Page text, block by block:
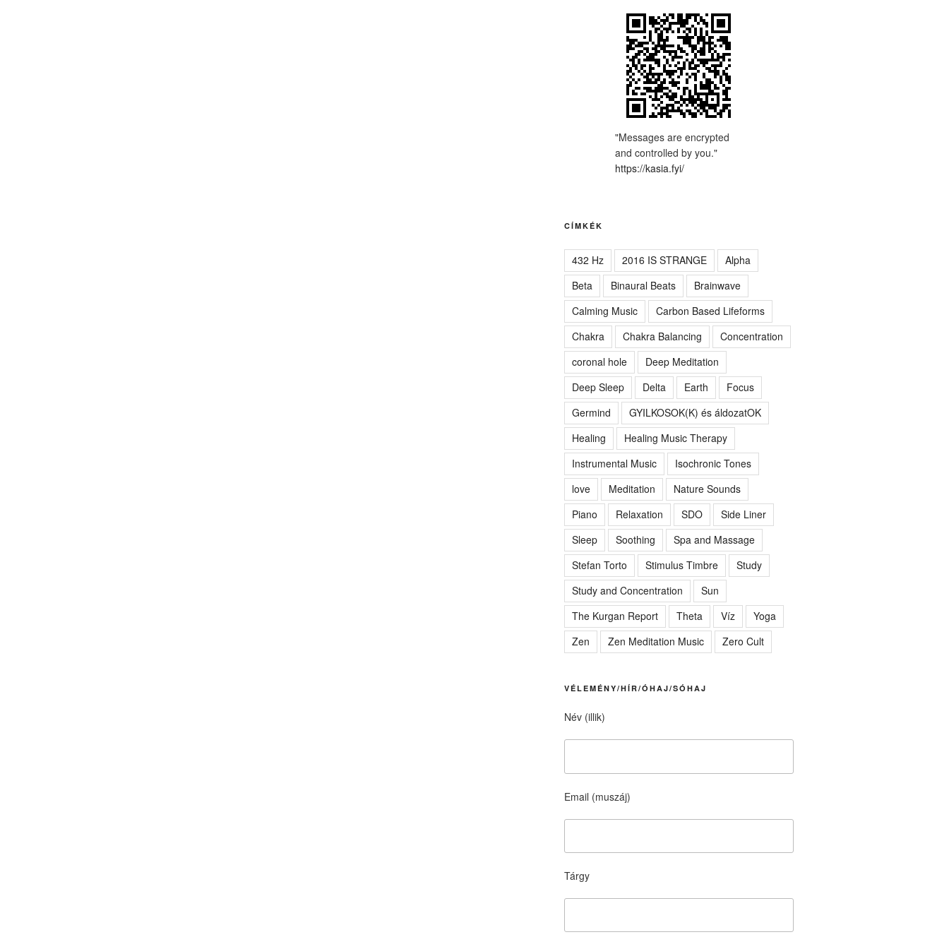
"Messages are encrypted
and controlled by you."
https://kasia.fyi/
CÍMKÉK
432 Hz 2016 IS STRANGE
Alpha
Beta
Binaural Beats
Brainwave
Calming Music
Carbon Based Lifeforms
Chakra
Chakra Balancing
Concentration
coronal hole
Deep Meditation
Deep Sleep
Delta Earth
Focus
Germind
GYILKOSOK(K) és áldozatOK
Healing
Healing Music Therapy
Instrumental Music
Isochronic Tones
love
Meditation
Nature Sounds
Piano
Relaxation SDO
Side Liner
Sleep
Soothing
Spa and Massage
Stefan Torto
Stimulus Timbre
Study
Study and Concentration
Sun
The Kurgan Report
Theta Víz
Yoga
Zen
Zen Meditation Music Zero Cult
VÉLEMÉNY/HÍR/ÓHAJ/SÓHAJ
Név (illik)
Email (muszáj)
Tárgy